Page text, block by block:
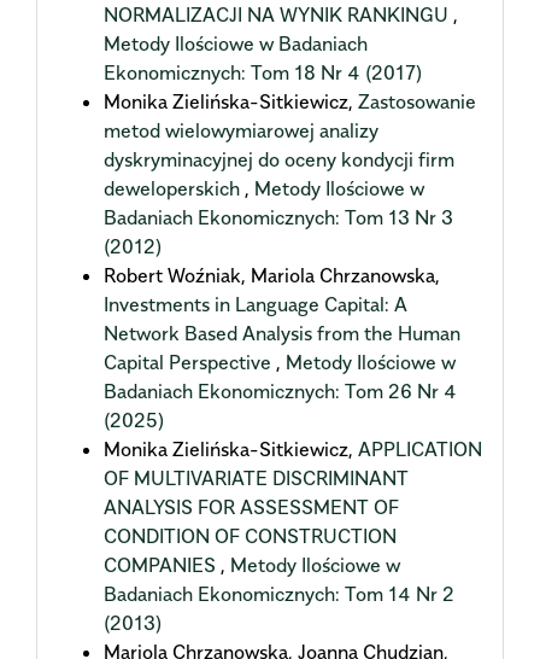
NORMALIZACJI NA WYNIK RANKINGU ,
Metody Ilościowe w Badaniach
Ekonomicznych: Tom 18 Nr 4 (2017)
Monika Zielińska-Sitkiewicz, Zastosowanie
metod wielowymiarowej analizy
dyskryminacyjnej do oceny kondycji firm
deweloperskich , Metody Ilościowe w
Badaniach Ekonomicznych: Tom 13 Nr 3
(2012)
Robert Woźniak, Mariola Chrzanowska,
Investments in Language Capital: A
Network Based Analysis from the Human
Capital Perspective , Metody Ilościowe w
Badaniach Ekonomicznych: Tom 26 Nr 4
(2025)
Monika Zielińska-Sitkiewicz, APPLICATION
OF MULTIVARIATE DISCRIMINANT
ANALYSIS FOR ASSESSMENT OF
CONDITION OF CONSTRUCTION
COMPANIES , Metody Ilościowe w
Badaniach Ekonomicznych: Tom 14 Nr 2
(2013)
Mariola Chrzanowska, Joanna Chudzian,